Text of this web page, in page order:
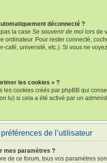
déconnecté ?
la case Se souvenir de moi lors de
ordinateur. Pour rester connecté,
café, université, etc.). Si vous ne
les cookies » ?
les cookies créés par phpBB qui
lu) si cela a été activé par un
de l’utilisateur
mes paramètres ?
de ce forum, tous vos paramètres